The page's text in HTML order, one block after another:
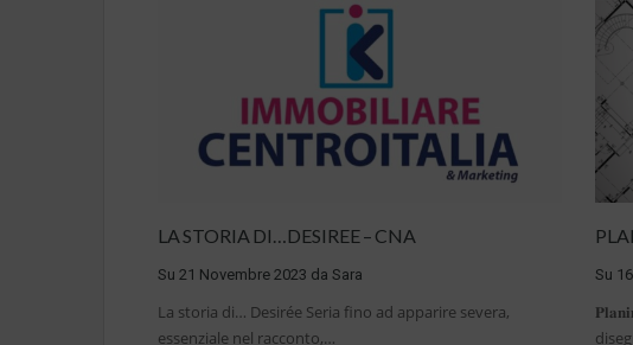
LA STORIA DI…DESIREE – CNA
Su 21 Novembre 2023 da Sara
La storia di… Desirée Seria fino ad apparire severa,
essenziale nel racconto,…
Su